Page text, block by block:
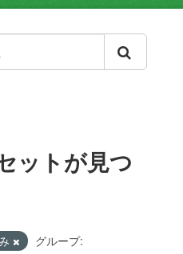
ットが見つ
グループ: